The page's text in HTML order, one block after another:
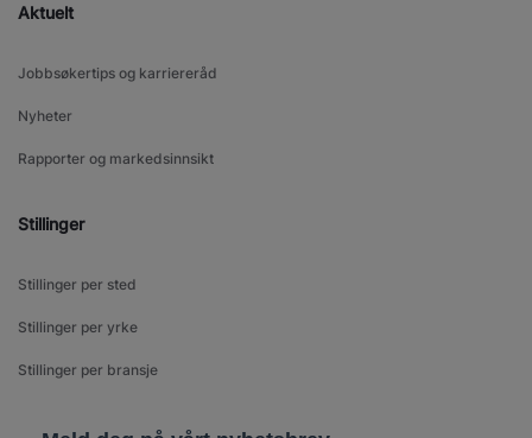
Aktuelt
Jobbsøkertips og karriereråd
Nyheter
Rapporter og markedsinnsikt
Stillinger
Stillinger per sted
Stillinger per yrke
Stillinger per bransje